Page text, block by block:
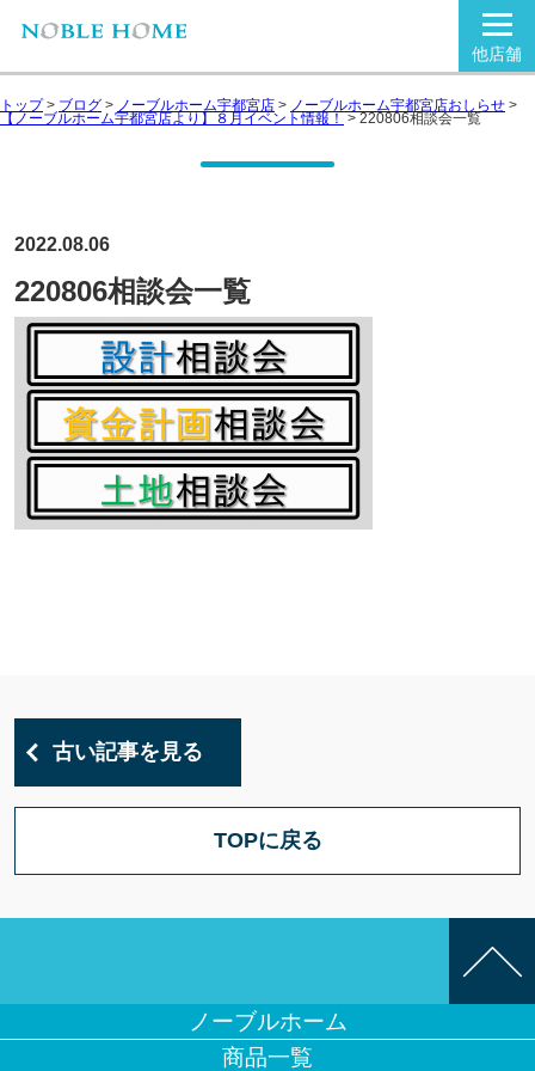
他店舗
トップ> ブログ > ノーブルホーム宇都宮店 > ノーブルホーム宇都宮店おしらせ >
【ノーブルホーム宇都宮店より】８月イベント情報！ > 220806相談会一覧
2022.08.06
220806相談会一覧
古い記事を見る
TOPに戻る
ノーブルホーム
商品一覧